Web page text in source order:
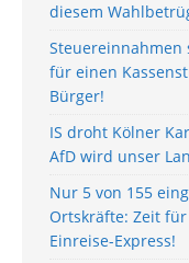
diesem
Steuereinnahmen
für einen
Bürger!
IS droht Kölner
AfD wird unser
Nur 5 von 155
Ortskräfte: Zeit
Einreise-Express!